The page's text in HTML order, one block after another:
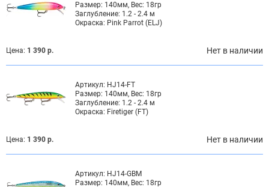
Размер: 140мм, Вес: 18гр
Заглубление: 1.2 - 2.4 м
Окраска: Pink Parrot (ELJ)
Цена: 1 390 р. Нет в наличии
Артикул: HJ14-FT
Размер: 140мм, Вес: 18гр
Заглубление: 1.2 - 2.4 м
Окраска: Firetiger (FT)
Цена: 1 390 р. Нет в наличии
Артикул: HJ14-GBM
Размер: 140мм, Вес: 18гр